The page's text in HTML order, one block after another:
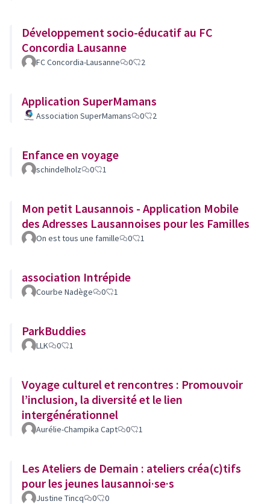
Développement socio-éducatif au FC
Concordia Lausanne
FC Concordia-Lausanne 0 2
Application SuperMamans
Association SuperMamans 0 2
Enfance en voyage
schindelholz 0 1
Mon petit Lausannois - Application Mobile
des Adresses Lausannoises pour les Familles
On est tous une famille 0 1
association Intrépide
Courbe Nadège 0 1
ParkBuddies
LLK 0 1
Voyage culturel et rencontres : Promouvoir
l’inclusion, la diversité et le lien
intergénérationnel
Aurélie-Champika Capt 0 1
Les Ateliers de Demain : ateliers créa(c)tifs
pour les jeunes lausannoi·se·s
Justine Tincq 0 0